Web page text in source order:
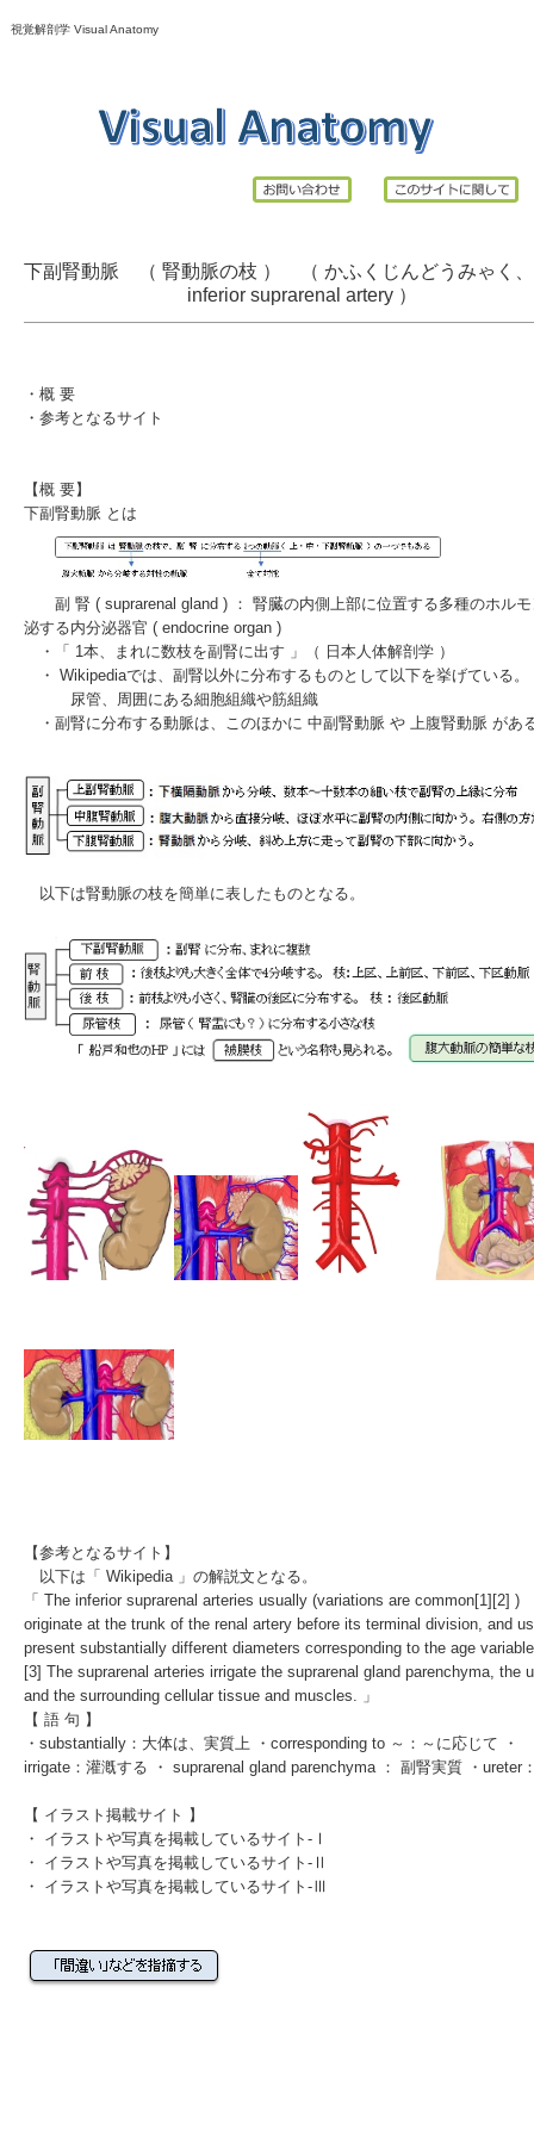
視覚解剖学 Visual Anatomy
下副腎動脈 （ 腎動脈の枝 ） （ かふくじんどうみゃく
inferior suprarenal artery ）
・ 概 要
・ 参考となるサイト
【概 要】
下副腎動脈 とは
副 腎 ( suprarenal gland ) ： 腎臓の内側上部に位置する多種のホルモ
泌する内分泌器官 ( endocrine organ )
・「 1本、まれに数枝を副腎に出す 」（ 日本人体解剖学 ）
・ Wikipediaでは、副腎以外に分布するものとして以下を挙げている。
尿管、周囲にある細胞組織や筋組織
・副腎に分布する動脈は、このほかに 中副腎動脈 や 上腹腎動脈 があ
以下は腎動脈の枝を簡単に表したものとなる。
【参考となるサイト】
以下は「 Wikipedia 」の解説文となる。
「 The inferior suprarenal arteries usually (variations are common[1] [2] )
originate at the trunk of the renal artery before its terminal division, and
present substantiallydifferent diameters corresponding to the age
[3] The suprarenal arteries irrigatethe suprarenal gland parenchyma, the
and the surrounding cellular tissue and muscles. 」
【 語 句 】
・substantially：大体は、実質上 ・corresponding to ～：～に応じて ・
irrigate：灌漑する ・ suprarenal gland parenchyma ： 副腎実質 ・ ureter
【 イラスト掲載サイト 】
・
イラストや写真を掲載しているサイト-Ⅰ
・ イラストや写真を掲載しているサイト-Ⅱ
・
イラストや写真を掲載しているサイト-Ⅲ